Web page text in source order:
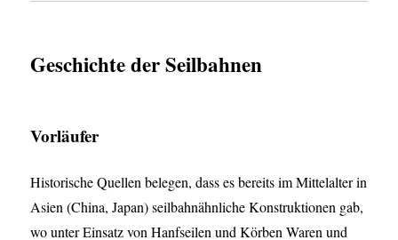
Geschichte der Seilbahnen
Vorläufer
Historische Quellen belegen, dass es bereits im Mittelalter in
Asien (China, Japan) seilbahnähnliche Konstruktionen gab,
wo unter Einsatz von Hanfseilen und Körben Waren und